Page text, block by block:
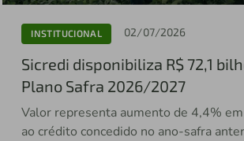
INSTITUCIONAL 02/07/2026
Sicredi disponibiliza R$ 72,1
Plano Safra 2026/2027
Valor representa aumento de 4,4%
ao crédito concedido no ano-safra